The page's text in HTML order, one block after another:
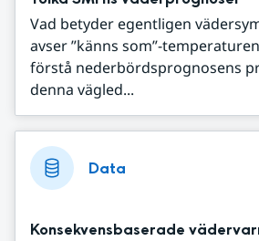
Vad betyder egentligen
avser ”känns som”-
förstå nederbördsprognosens
denna vägled...
Data
Konsekvensbaserade